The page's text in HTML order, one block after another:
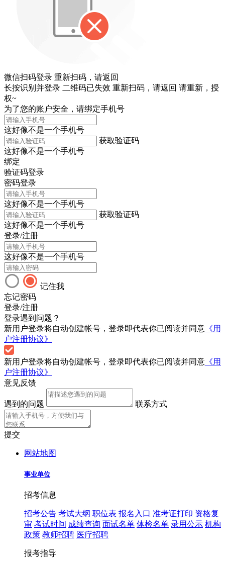
微信扫码登录 重新扫码， 请返回
长按识别并登录 二维码已失效 重新扫码， 请返回 请重新， 授
权~
为了您的账户安全，请绑定手机号
这好像不是一个手机号
获取验证码
这好像不是一个手机号
绑定
验证码登录
密码登录
这好像不是一个手机号
获取验证码
这好像不是一个手机号
登录/注册
这好像不是一个手机号
记住我
忘记密码
登录/注册
登录遇到问题？
新用户登录将自动创建帐号，登录即代表你已阅读并同意 《用
户注册协议》
新用户登录将自动创建帐号，登录即代表你已阅读并同意 《用
户注册协议》
意见反馈
遇到的问题 联系方式
提交
网站地图
事业单位
招考信息
招考公告 考试大纲 职位表 报名入口 准考证打印 资格复
审 考试时间 成绩查询 面试名单 体检名单 录用公示 机构
政策 教师招聘 医疗招聘
报考指导